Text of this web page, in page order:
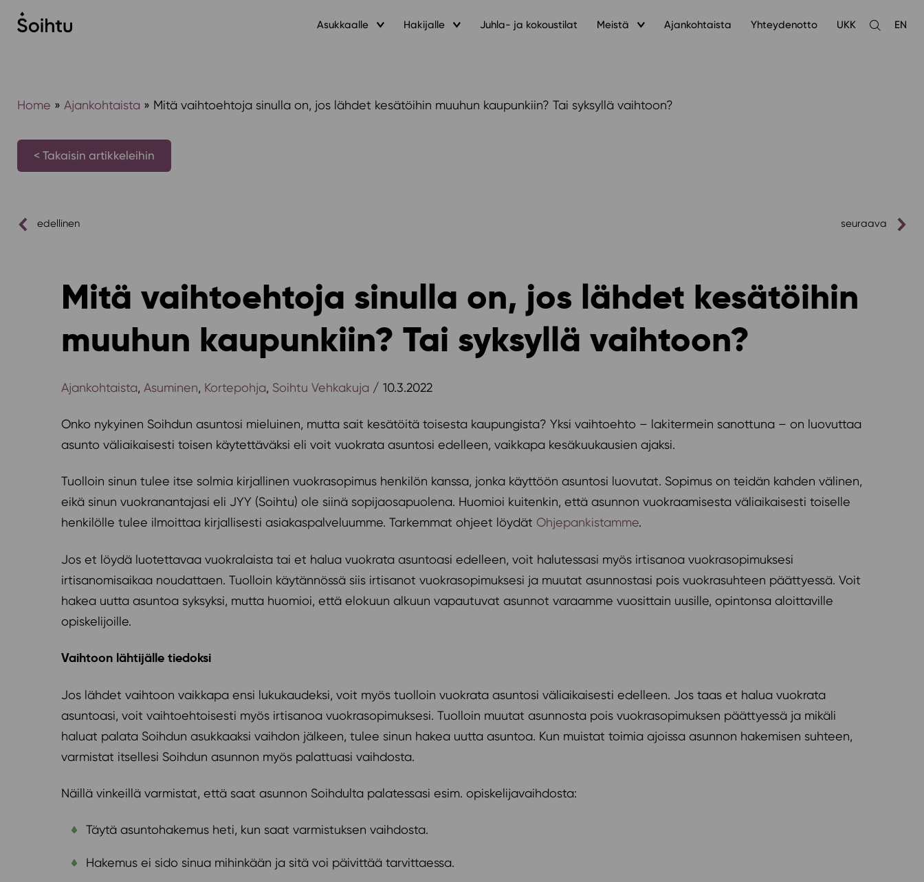
Siirry
sisältöön
Asukkaalle Hakijalle Juhla- ja kokoustilat Meistä Ajankohtaista Yhteydenotto UKK
Avaa
EN
Home » Ajankohtaista » Mitä vaihtoehtoja sinulla on, jos lähdet kesätöihin muuhun kaupunkiin? Tai syksyllä vaihtoon?
< Takaisin artikkeleihin
edellinen seuraava
Mitä vaihtoehtoja sinulla on, jos lähdet kesätöihin
muuhun kaupunkiin? Tai syksyllä vaihtoon?
Ajankohtaista, Asuminen, Kortepohja, Soihtu Vehkakuja / 10.3.2022
Onko nykyinen Soihdun asuntosi mieluinen, mutta sait kesätöitä toisesta kaupungista? Yksi vaihtoehto – lakitermein sanottuna – on luovuttaa
asunto väliaikaisesti toisen käytettäväksi eli voit vuokrata asuntosi edelleen, vaikkapa kesäkuukausien ajaksi.
Tuolloin sinun tulee itse solmia kirjallinen vuokrasopimus henkilön kanssa, jonka käyttöön asuntosi luovutat. Sopimus on teidän kahden välinen,
eikä sinun vuokranantajasi eli JYY (Soihtu) ole siinä sopijaosapuolena. Huomioi kuitenkin, että asunnon vuokraamisesta väliaikaisesti toiselle
henkilölle tulee ilmoittaa kirjallisesti asiakaspalveluumme. Tarkemmat ohjeet löydät Ohjepankistamme.
Jos et löydä luotettavaa vuokralaista tai et halua vuokrata asuntoasi edelleen, voit halutessasi myös irtisanoa vuokrasopimuksesi
irtisanomisaikaa noudattaen. Tuolloin käytännössä siis irtisanot vuokrasopimuksesi ja muutat asunnostasi pois vuokrasuhteen päättyessä. Voit
hakea uutta asuntoa syksyksi, mutta huomioi, että elokuun alkuun vapautuvat asunnot varaamme vuosittain uusille, opintonsa aloittaville
opiskelijoille.
Vaihtoon lähtijälle tiedoksi
Jos lähdet vaihtoon vaikkapa ensi lukukaudeksi, voit myös tuolloin vuokrata asuntosi väliaikaisesti edelleen. Jos taas et halua vuokrata
asuntoasi, voit vaihtoehtoisesti myös irtisanoa vuokrasopimuksesi. Tuolloin muutat asunnosta pois vuokrasopimuksen päättyessä ja mikäli
haluat palata Soihdun asukkaaksi vaihdon jälkeen, tulee sinun hakea uutta asuntoa. Kun muistat toimia ajoissa asunnon hakemisen suhteen,
varmistat itsellesi Soihdun asunnon myös palattuasi vaihdosta.
Näillä vinkeillä varmistat, että saat asunnon Soihdulta palatessasi esim. opiskelijavaihdosta:
Täytä asuntohakemus heti, kun saat varmistuksen vaihdosta.
Hakemus ei sido sinua mihinkään ja sitä voi päivittää tarvittaessa.